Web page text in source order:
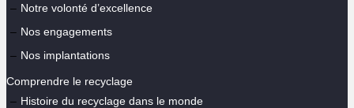
Notre volonté d’excellence
Nos engagements
Nos implantations
Comprendre le recyclage
Histoire du recyclage dans le monde